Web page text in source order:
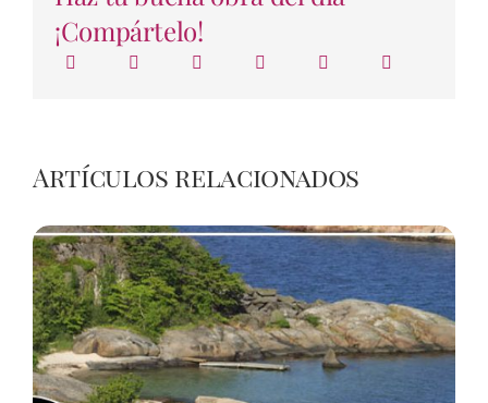
¡Compártelo!
Artículos relacionados